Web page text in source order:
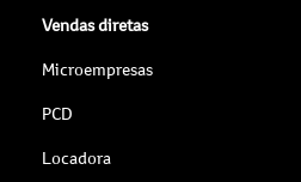
Vendas diretas
Microempresas
PCD
Locadora